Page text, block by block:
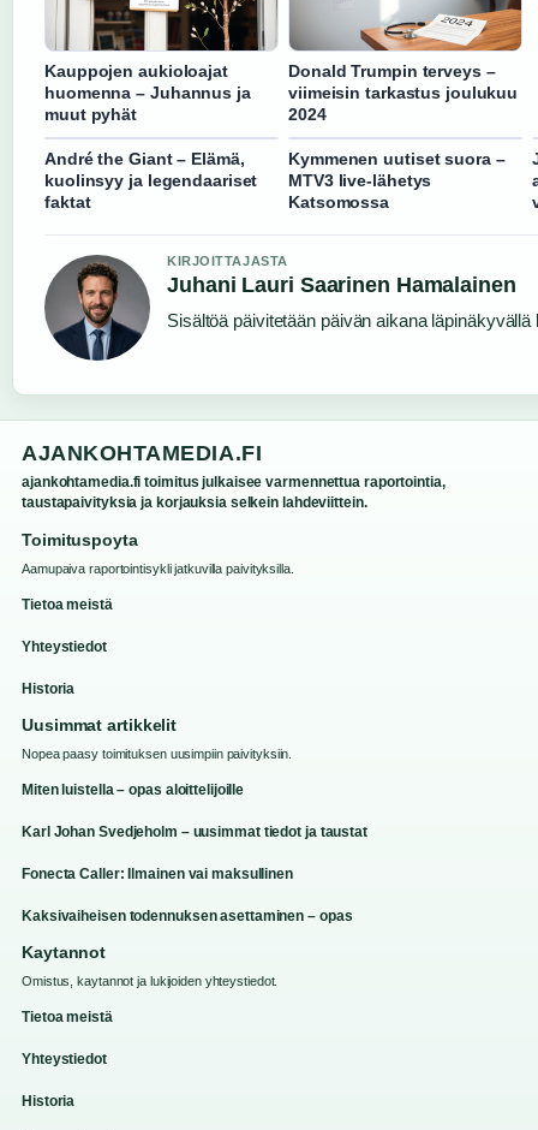
Kauppojen aukioloajat
huomenna – Juhannus ja
muut pyhät
Donald Trumpin terveys –
viimeisin tarkastus joulukuu
2024
André the Giant – Elämä,
kuolinsyy ja legendaariset
faktat
Kymmenen uutiset suora –
MTV3 live-lähetys
Katsomossa
KIRJOITTAJASTA
Juhani Lauri Saarinen Hamalainen
Sisältöä päivitetään päivän aikana läpinäkyvällä
AJANKOHTAMEDIA.FI
ajankohtamedia.fi toimitus julkaisee varmennettua raportointia,
taustapaivityksia ja korjauksia selkein lahdeviittein.
Toimituspoyta
Aamupaiva raportointisykli jatkuvilla paivityksilla.
Tietoa meistä
Yhteystiedot
Historia
Uusimmat artikkelit
Nopea paasy toimituksen uusimpiin paivityksiin.
Miten luistella – opas aloittelijoille
Karl Johan Svedjeholm – uusimmat tiedot ja taustat
Fonecta Caller: Ilmainen vai maksullinen
Kaksivaiheisen todennuksen asettaminen – opas
Kaytannot
Omistus, kaytannot ja lukijoiden yhteystiedot.
Tietoa meistä
Yhteystiedot
Historia